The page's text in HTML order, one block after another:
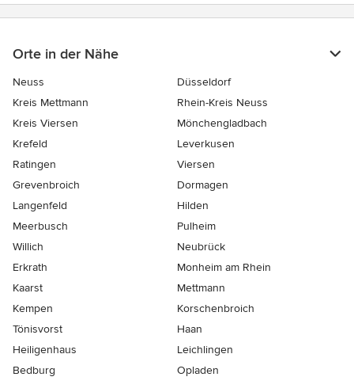
Orte in der Nähe
Neuss
Düsseldorf
Kreis Mettmann
Rhein-Kreis Neuss
Kreis Viersen
Mönchengladbach
Krefeld
Leverkusen
Ratingen
Viersen
Grevenbroich
Dormagen
Langenfeld
Hilden
Meerbusch
Pulheim
Willich
Neubrück
Erkrath
Monheim am Rhein
Kaarst
Mettmann
Kempen
Korschenbroich
Tönisvorst
Haan
Heiligenhaus
Leichlingen
Bedburg
Opladen